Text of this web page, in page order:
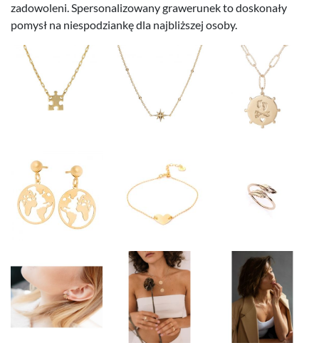
zadowoleni. Spersonalizowany grawerunek to doskonały
pomysł na niespodziankę dla najbliższej osoby.